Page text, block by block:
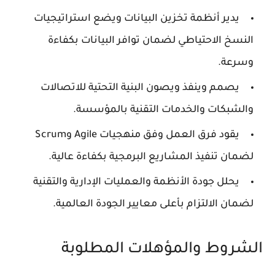
يدير أنظمة تخزين البيانات ويضع استراتيجيات
النسخ الاحتياطي لضمان توافر البيانات بكفاءة
وسرعة.
يصمم وينفذ ويصون البنية التحتية للاتصالات
والشبكات والخدمات التقنية بالمؤسسة.
يقود فرق العمل وفق منهجيات Agile وScrum
لضمان تنفيذ المشاريع البرمجية بكفاءة عالية.
يحلل جودة الأنظمة والعمليات الإدارية والتقنية
لضمان الالتزام بأعلى معايير الجودة العالمية.
الشروط والمؤهلات المطلوبة